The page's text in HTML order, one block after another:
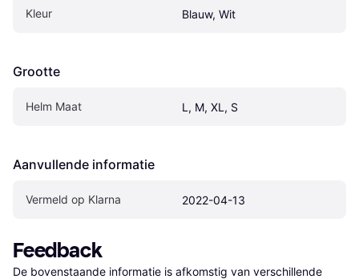
Kleur Blauw, Wit
Grootte
Helm Maat L, M, XL, S
Aanvullende informatie
Vermeld op Klarna 2022-04-13
Feedback
De bovenstaande informatie is afkomstig van verschillende